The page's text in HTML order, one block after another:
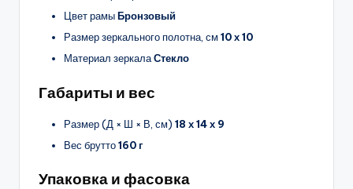
Цвет рамыБронзовый
Размер зеркального полотна, см 10 х 10
Материал зеркалаСтекло
Габариты и вес
Размер (Д × Ш × В, см) 18 х 14 х 9
Вес брутто160 г
Упаковка и фасовка